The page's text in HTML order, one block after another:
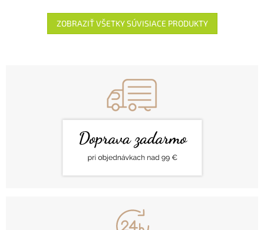
ZOBRAZIŤ VŠETKY SÚVISIACE PRODUKTY